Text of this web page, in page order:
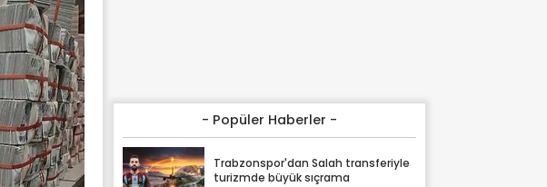
- Popüler Haberler -
Trabzonspor'dan Salah transferiyle
turizmde büyük sıçrama